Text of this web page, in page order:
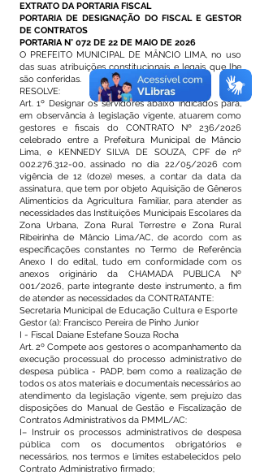
EXTRATO DA PORTARIA FISCAL
PORTARIA DE DESIGNAÇÃO DO FISCAL E GESTOR
DE CONTRATOS
PORTARIA N° 072 DE 22 DE MAIO DE 2026
O PREFEITO MUNICIPAL DE MÂNCIO LIMA, no uso
das suas atribuições constitucionais e legais que lhe
são conferidas.
RESOLVE:
Art. 1º Designar os servidores abaixo indicados para,
em observância à legislação vigente, atuarem como
gestores e fiscais do CONTRATO Nº 236/2026
celebrado entre a Prefeitura Municipal de Mâncio
Lima, e KENNEDY SILVA DE SOUZA, CPF de nº
002.276.312-00, assinado no dia 22/05/2026 com
vigência de 12 (doze) meses, a contar da data da
assinatura, que tem por objeto Aquisição de Gêneros
Alimentícios da Agricultura Familiar, para atender as
necessidades das Instituições Municipais Escolares da
Zona Urbana, Zona Rural Terrestre e Zona Rural
Ribeirinha de Mâncio Lima/AC, de acordo com as
especificações constantes no Termo de Referência
Anexo I do edital, tudo em conformidade com os
anexos originário da CHAMADA PUBLICA Nº
001/2026, parte integrante deste instrumento, a fim
de atender as necessidades da CONTRATANTE:
Secretaria Municipal de Educação Cultura e Esporte
Gestor (a): Francisco Pereira de Pinho Junior
I - Fiscal Daiane Estefane Souza Rocha
Art. 2º Compete aos gestores o acompanhamento da
execução processual do processo administrativo de
despesa pública - PADP, bem como a realização de
todos os atos materiais e documentais necessários ao
atendimento da legislação vigente, sem prejuízo das
disposições do Manual de Gestão e Fiscalização de
Contratos Administrativos da PMML/AC:
I– Instruir os processos administrativos de despesa
pública com os documentos obrigatórios e
necessários, nos termos e limites estabelecidos pelo
Contrato Administrativo firmado;